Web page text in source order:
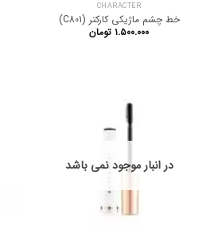
CHARACTER
خط چشم ماژیکی کارکتر (C801)
۱.۵۰۰.۰۰۰ تومان
در انبار موجود نمی باشد